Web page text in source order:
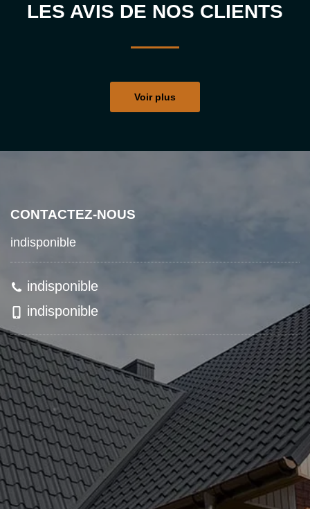
LES AVIS DE NOS CLIENTS
Voir plus
CONTACTEZ-NOUS
indisponible
indisponible
indisponible